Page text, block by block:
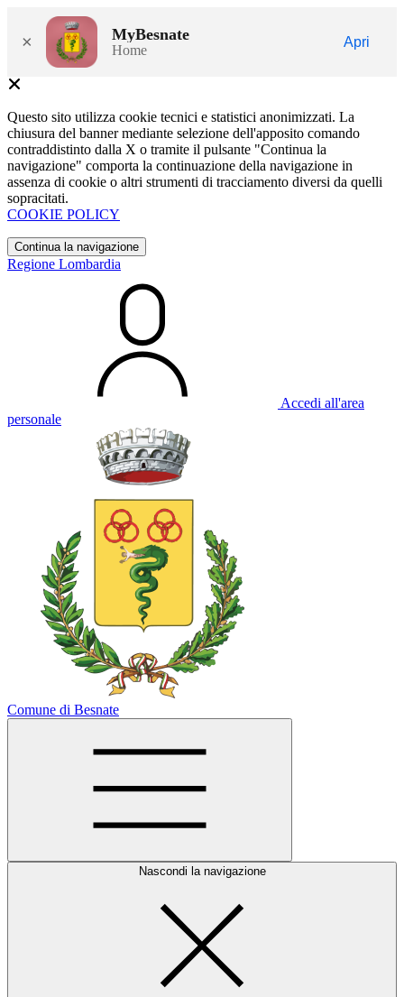
× MyBesnate
Home
Apri
Questo sito utilizza cookie tecnici e statistici anonimizzati. La
chiusura del banner mediante selezione dell'apposito comando
contraddistinto dalla X o tramite il pulsante "Continua la
navigazione" comporta la continuazione della navigazione in
assenza di cookie o altri strumenti di tracciamento diversi da quelli
sopracitati.
COOKIE POLICY
Continua la navigazione
Regione Lombardia
Accedi all'area
personale
Comune di Besnate
Nascondi la navigazione